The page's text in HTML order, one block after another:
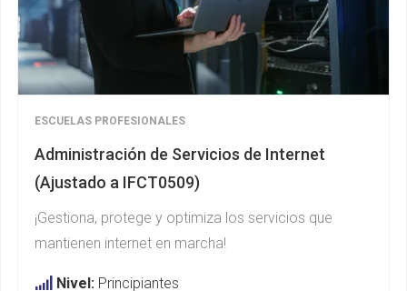
ESCUELAS PROFESIONALES
Administración de Servicios de Internet
(Ajustado a IFCT0509)
¡Gestiona, protege y optimiza los servicios que
mantienen internet en marcha!
Nivel: Principiantes